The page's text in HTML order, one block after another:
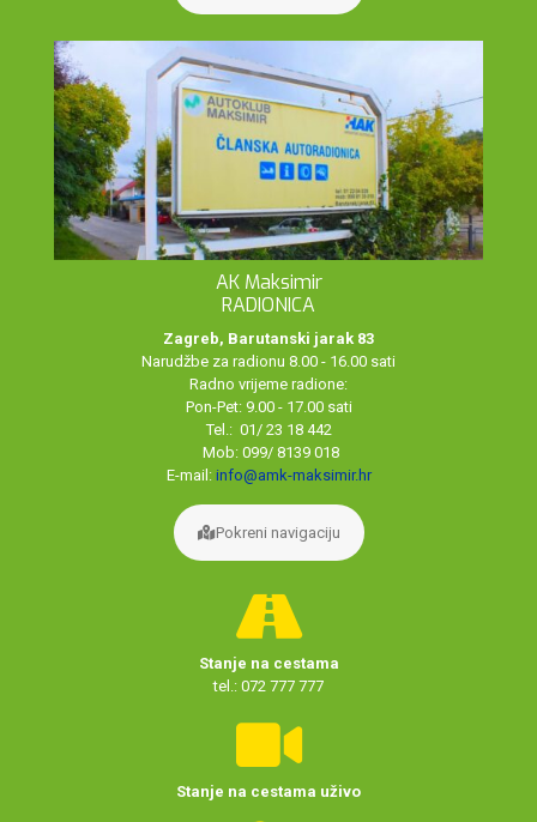
AK Maksimir
RADIONICA
Zagreb, Barutanski jarak 83
Narudžbe za radionu 8.00 - 16.00 sati
Radno vrijeme radione:
Pon-Pet: 9.00 - 17.00 sati
Tel.: 01/ 23 18 442
Mob: 099/ 8139 018
E-mail: info@amk-maksimir.hr
Pokreni navigaciju
Stanje na cestama
tel.: 072 777 777
Stanje na cestama uživo